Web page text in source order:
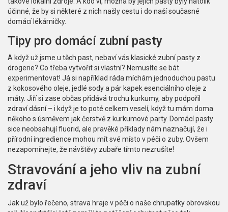
účinné, že by si některé z nich našly cestu i do naší současné
domácí lékárničky.
Tipy pro domácí zubní pasty
A když už jsme u těch past, nebaví vás klasické zubní pasty z
drogerie? Co třeba vytvořit si vlastní? Nemusíte se bát
experimentovat! Já si například ráda míchám jednoduchou pastu
z kokosového oleje, jedlé sody a pár kapek esenciálního oleje z
máty. Jiří si zase občas přidává trochu kurkumy, aby podpořil
zdraví dásní – i když je to poté celkem veselí, když tu mám doma
někoho s úsměvem jak čerstvě z kurkumové party. Domácí pasty
sice neobsahují fluorid, ale pravěké příklady nám naznačují, že i
přírodní ingredience mohou mít své místo v péči o zuby. Ovšem
nezapomínejte, že návštěvy zubaře tímto nezrušíte!
Stravování a jeho vliv na zubní
zdraví
Jak už bylo řečeno, strava hraje v péči o naše chrupatky obrovskou